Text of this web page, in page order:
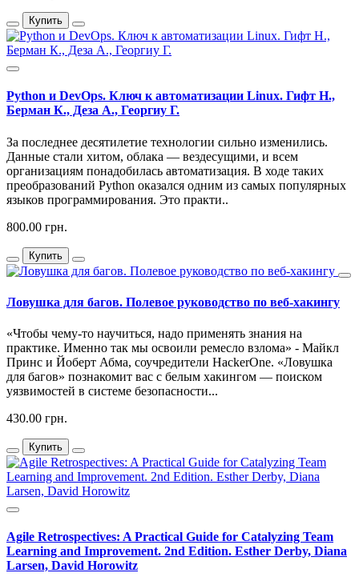
Купить
Python и DevOps. Ключ к автоматизации Linux. Гифт Н.,
Берман К., Деза А., Георгиу Г.
За последнее десятилетие технологии сильно изменились.
Данные стали хитом, облака — вездесущими, и всем
организациям понадобилась автоматизация. В ходе таких
преобразований Python оказался одним из самых популярных
языков программирования. Это практи..
800.00 грн.
Купить
Ловушка для багов. Полевое руководство по веб-хакингу
«Чтобы чему-то научиться, надо применять знания на
практике. Именно так мы освоили ремесло взлома» - Майкл
Принс и Йоберт Абма, соучредители HackerOne. «Ловушка
для багов» познакомит вас с белым хакингом — поиском
уязвимостей в системе безопасности...
430.00 грн.
Купить
Agile Retrospectives: A Practical Guide for Catalyzing Team
Learning and Improvement. 2nd Edition. Esther Derby, Diana
Larsen, David Horowitz